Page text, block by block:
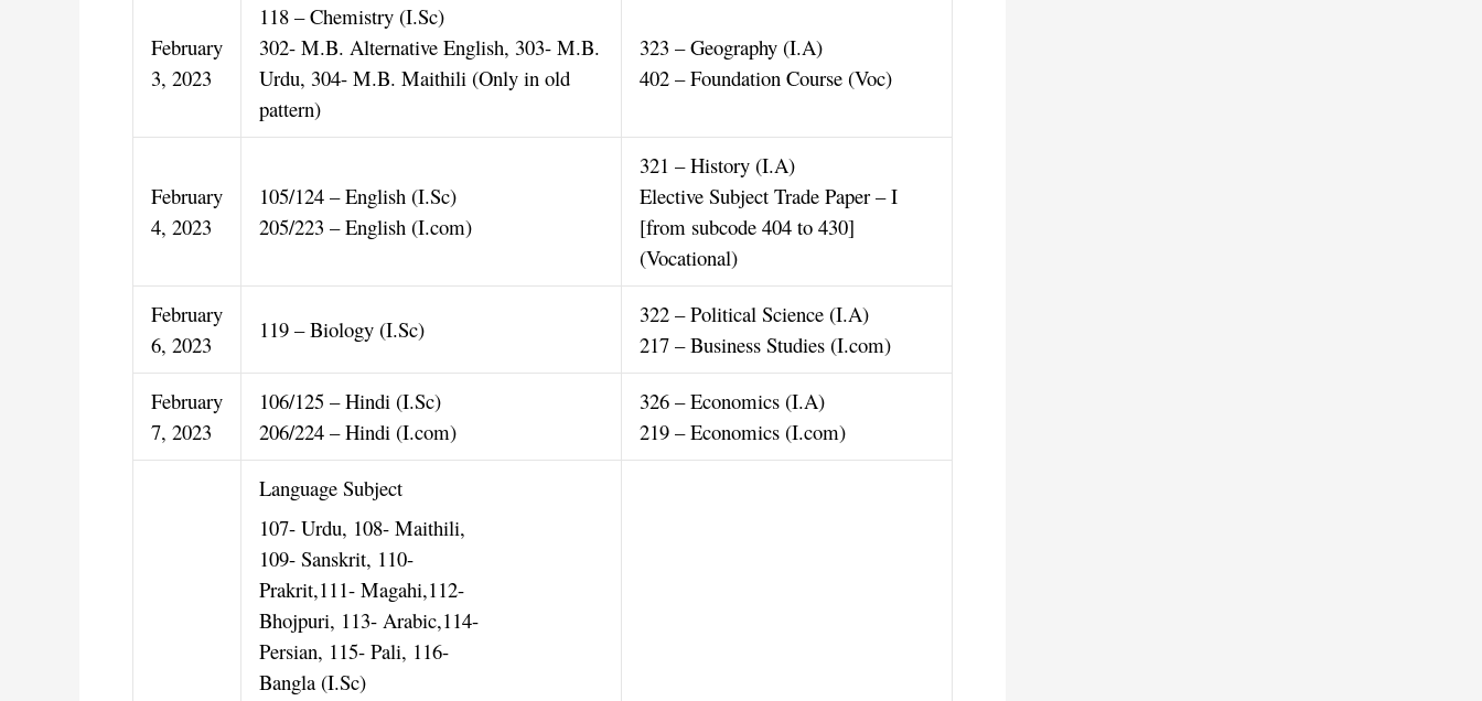
February
3, 2023
118 – Chemistry (I.Sc)
302- M.B. Alternative English, 303- M.B.
Urdu, 304- M.B. Maithili (Only in old
pattern)
323 – Geography (I.A)
402 – Foundation Course (Voc)
February
4, 2023
105/124 – English (I.Sc)
205/223 – English (I.com)
321 – History (I.A)
Elective Subject Trade Paper – I
[from subcode 404 to 430]
(Vocational)
February
6, 2023
119 – Biology (I.Sc)
322 – Political Science (I.A)
217 – Business Studies (I.com)
February
7, 2023
106/125 – Hindi (I.Sc)
206/224 – Hindi (I.com)
326 – Economics (I.A)
219 – Economics (I.com)
Language Subject
107- Urdu, 108- Maithili,
109- Sanskrit, 110-
Prakrit,111- Magahi,112-
Bhojpuri, 113- Arabic,114-
Persian, 115- Pali, 116-
Bangla (I.Sc)